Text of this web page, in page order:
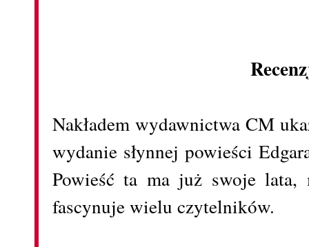
Nakładem wydawnictwa CM
wydanie słynnej powieści
Powieść ta ma już swoje
fascynuje wielu czytelników.